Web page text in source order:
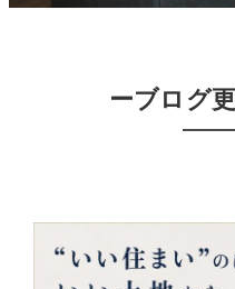
ーブログ